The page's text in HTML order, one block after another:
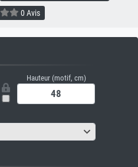
0 Avis
Hauteur (motif, cm)